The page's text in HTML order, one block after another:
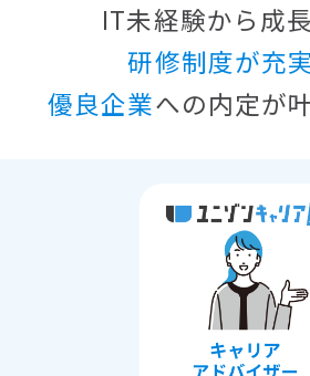
IT未経験から成
研修制度が充実
優良企業への内定が